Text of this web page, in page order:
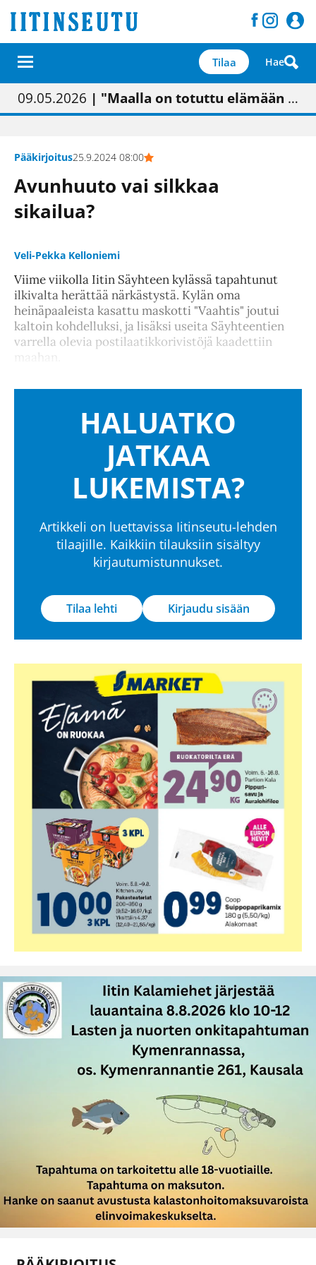
Tilaa Hae
01.02.2026 | Painon vaihtumisen pitäisi näkyä hieman parempana painojäljen laatuna lehdessä
05.02.2026 | Uudistettu kunnantalo on valoisa
23.04.2026 | “Olemme käynnistämässä uudelleen keskustavisiotyön”
09.05.2026 | "Maalla on totuttu elämään omavaraisemmin kuin kaupungissa"
Pääkirjoitus25.9.2024 08:00
Avunhuuto vai silkkaa
sikailua?
Veli-Pekka Kelloniemi
Viime viikolla Iitin Säyhteen kylässä tapahtunut
ilkivalta herättää närkästystä. Kylän oma
heinäpaaleista kasattu maskotti "Vaahtis" joutui
kaltoin kohdelluksi, ja lisäksi useita Säyhteentien
varrella olevia postilaatikkorivistöjä kaadettiin
maahan.
HALUATKO
JATKAA
LUKEMISTA?
Artikkeli on luettavissa Iitinseutu-lehden
tilaajille. Kaikkiin tilauksiin sisältyy
kirjautumistunnukset.
Tilaa lehti Kirjaudu sisään